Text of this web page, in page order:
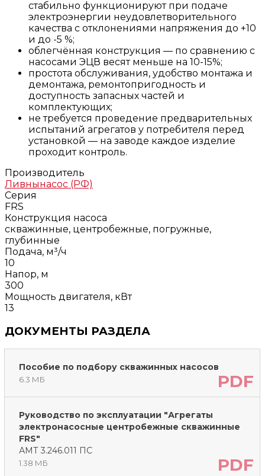
стабильно функционируют при подаче
электроэнергии неудовлетворительного
качества с отклонениями напряжения до +10
и до -5 %;
облегчённая конструкция — по сравнению с
насосами ЭЦВ весят меньше на 10-15%;
простота обслуживания, удобство монтажа и
демонтажа, ремонтопригодность и
доступность запасных частей и
комплектующих;
не требуется проведение предварительных
испытаний агрегатов у потребителя перед
установкой — на заводе каждое изделие
проходит контроль.
Производитель
Ливнынасос (РФ)
Серия
FRS
Конструкция насоса
скважинные, центробежные, погружные,
глубинные
Подача, м³/ч
10
Напор, м
300
Мощность двигателя, кВт
13
ДОКУМЕНТЫ РАЗДЕЛА
Пособие по подбору скважинных насосов
6.3 МБ PDF
Руководство по эксплуатации "Агрегаты
электронасосные центробежные скважинные
FRS"
АМТ 3.246.011 ПС
1.38 МБ PDF